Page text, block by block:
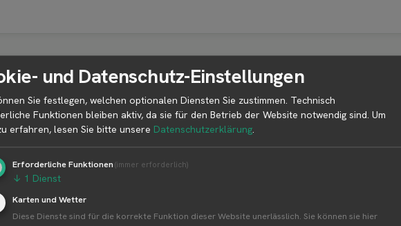
Bär
Weitere Standorte von Blumen Bär
Blumen Bär betreibt 41 Standorte
Alle Standorte von Blumen Bär↗
Kompakte Übersicht aller Standorte inkl. Firmensitz von Blumen
und Datenschutz-Einstellungen
Sie festlegen, welchen optionalen Diensten Sie zustimmen. Technisch
Funktionen bleiben aktiv, da sie für den Betrieb der Website notwendig sind. Um
erfahren, lesen Sie bitte unsere Datenschutzerklärung.
Erforderliche Funktionen (immer erforderlich)
↓ 1 Dienst
Karten und Wetter
Diese Dienste sind für die korrekte Funktion dieser Website unerlässlich. Sie können sie hier